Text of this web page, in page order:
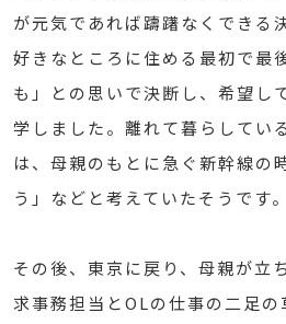
が元気であれば躊躇なくできる
好きなところに住める最初で最
も」との思いで決断し、希望し
学しました。離れて暮らしてい
は、母親のもとに急ぐ新幹線の
う」などと考えていたそうです。
その後、東京に戻り、母親が立
求事務担当とOLの仕事の二足の